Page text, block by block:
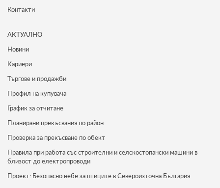
Контакти
АКТУАЛНО
Новини
Кариери
Търгове и продажби
Профил на купувача
График за отчитане
Планирани прекъсвания по район
Проверка за прекъсване по обект
Правила при работа със строителни и селскостопански машини в
близост до електропроводи
Проект: Безопасно небе за птиците в Североизточна България